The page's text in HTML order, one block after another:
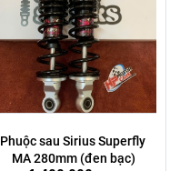
Phuộc sau Sirius Superfly
MA 280mm (đen bạc)
màu sắc: